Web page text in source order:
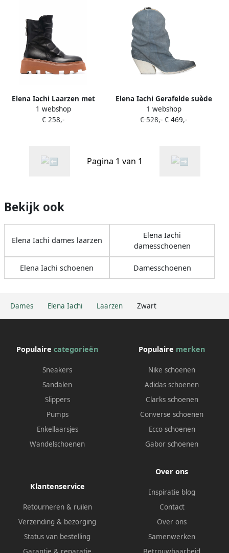
Dames Elena Iachi Laarzen Zwart
Elena Iachi Laarzen met
chunky zool Zwart
1 webshop
€ 258,-
Elena Iachi Gerafelde suède
enkellaarzen Zwart
1 webshop
€ 528,- € 469,-
Pagina 1 van 1
Bekijk ook
Elena Iachi dames laarzen
Elena Iachi
damesschoenen
Elena Iachi schoenen Damesschoenen
Populaire categorieën
Sneakers
Sandalen
Slippers
Pumps
Enkellaarsjes
Wandelschoenen
Populaire merken
Nike schoenen
Adidas schoenen
Clarks schoenen
Converse schoenen
Ecco schoenen
Gabor schoenen
Klantenservice
Retourneren & ruilen
Verzending & bezorging
Status van bestelling
Over ons
Inspiratie blog
Contact
Over ons
Samenwerken